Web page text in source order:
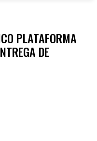
PLATAFORMA
DE